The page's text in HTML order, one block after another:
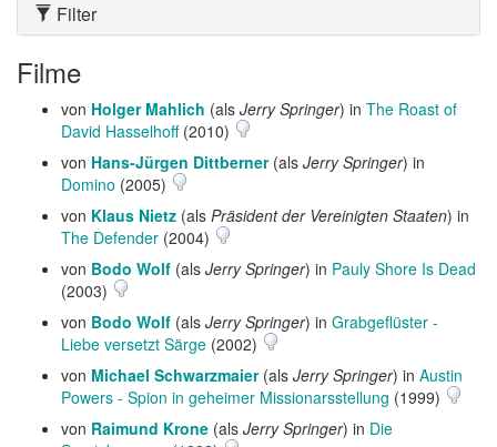
Filter
Filme
von Holger Mahlich (als Jerry Springer) in The Roast of
David Hasselhoff(2010)
von Hans-Jürgen Dittberner(als Jerry Springer) in
Domino (2005)
von Klaus Nietz (als Präsident der Vereinigten Staaten) in
The Defender (2004)
von Bodo Wolf (als Jerry Springer) in Pauly Shore Is Dead
(2003)
von Bodo Wolf (als Jerry Springer) in Grabgeflüster -
Liebe versetzt Särge (2002)
von Michael Schwarzmaier(als Jerry Springer) in Austin
Powers - Spion in geheimer Missionarsstellung (1999)
von Raimund Krone (als Jerry Springer) in Die